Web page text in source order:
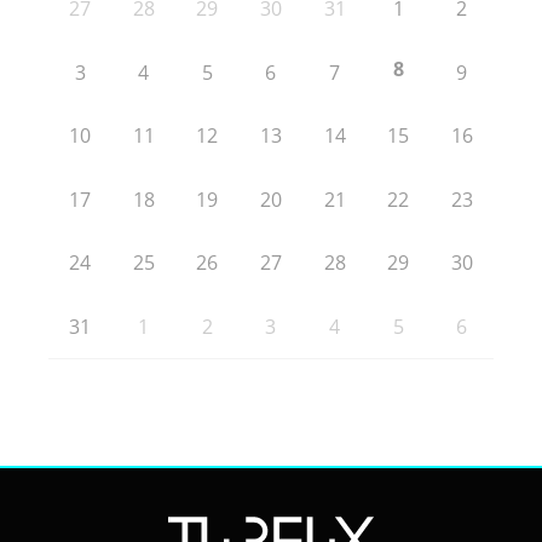
27 28 29 30 31 1 2
3 4 5 6 7 8 9
10 11 12 13 14 15 16
17 18 19 20 21 22 23
24 25 26 27 28 29 30
31 1 2 3 4 5 6